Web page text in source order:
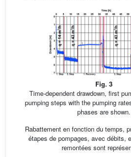
Fig. 3
Time-dependent drawdown, first
pumping steps with the pumping
phases are shown.
Rabattement en fonction du temps,
étapes de pompages, avec débits,
remontées sont